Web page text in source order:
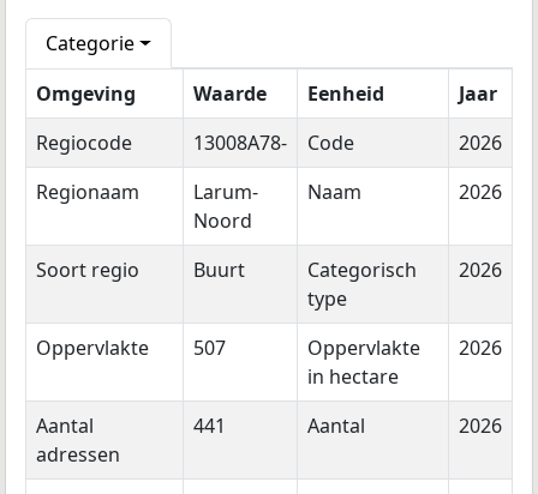
Categorie
Omgeving
Waarde Eenheid
Jaar
Regiocode
13008A78- Code
2026
Regionaam
Larum-
Noord
Naam 2026
Soort regio Buurt
Categorisch
type
2026
Oppervlakte 507
Oppervlakte
in hectare
2026
Aantal
adressen
441 Aantal 2026